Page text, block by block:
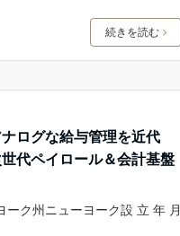
続きを読む
ログな給与管理を近代
代ペイロール＆会計基盤
ク州ニューヨーク設 立 年 月